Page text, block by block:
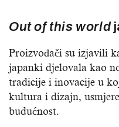
Out of this world
Proizvođači su izjavili
japanki djelovala kao
tradicije i inovacije u
kultura i dizajn,
budućnost.